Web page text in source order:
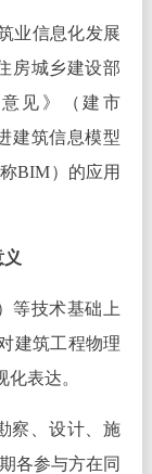
业信息化发展
房城乡建设部
见》（建市
建筑信息模型
称BIM）的应用
等技术基础上
建筑工程物理
表达。
察、设计、施
各参与方在同